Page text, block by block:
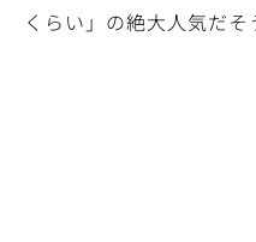
くらい」の絶大人気だそ